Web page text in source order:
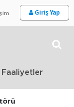
Giriş Yap
Faaliyetler